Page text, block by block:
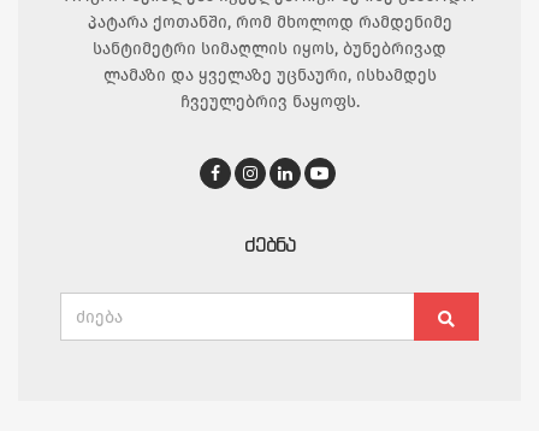
პატარა ქოთანში, რომ მხოლოდ რამდენიმე
სანტიმეტრი სიმაღლის იყოს, ბუნებრივად
ლამაზი და ყველაზე უცნაური, ისხამდეს
ჩვეულებრივ ნაყოფს.
ᲫᲔᲑᲜᲐ